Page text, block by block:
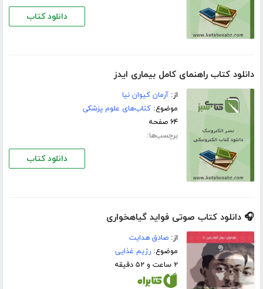
دانلود کتاب
دانلود کتاب راهنمای کامل بیماری ایدز
از:آرمان کیوان نیا
موضوع:کتاب‌های علوم پزشکی
۶۴ صفحه
برچسب‌ها:
دانلود کتاب
🎧 دانلود کتاب صوتی فواید گیاهخواری
از:صادق هدایت
موضوع:رژیم غذایی
۲ ساعت و ۵۲ دقیقه